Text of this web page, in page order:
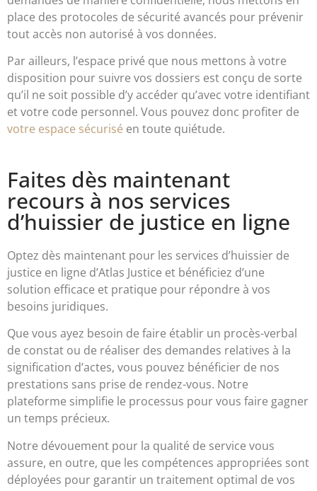
place des protocoles de sécurité avancés pour prévenir
tout accès non autorisé à vos données.
Par ailleurs, l’espace privé que nous mettons à votre
disposition pour suivre vos dossiers est conçu de sorte
qu’il ne soit possible d’y accéder qu’avec votre identifiant
et votre code personnel. Vous pouvez donc profiter de
votre espace sécurisé en toute quiétude.
Faites dès maintenant
recours à nos services
d’huissier de justice en ligne
Optez dès maintenant pour les services d’huissier de
justice en ligne d’Atlas Justice et bénéficiez d’une
solution efficace et pratique pour répondre à vos
besoins juridiques.
Que vous ayez besoin de faire établir un procès-verbal
de constat ou de réaliser des demandes relatives à la
signification d’actes, vous pouvez bénéficier de nos
prestations sans prise de rendez-vous. Notre
plateforme simplifie le processus pour vous faire gagner
un temps précieux.
Notre dévouement pour la qualité de service vous
assure, en outre, que les compétences appropriées sont
déployées pour garantir un traitement optimal de vos